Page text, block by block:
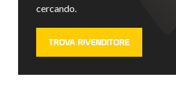
cercando.
TROVA RIVENDITORE